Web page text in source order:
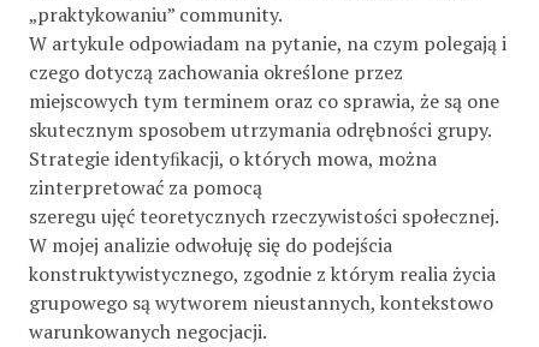
„praktykowaniu” community.
W artykule odpowiadam na pytanie, na czym polegają i
czego dotyczą zachowania określone przez
miejscowych tym terminem oraz co sprawia, że są one
skutecznym sposobem utrzymania odrębności grupy.
Strategie identyﬁkacji, o których mowa, można
zinterpretować za pomocą
szeregu ujęć teoretycznych rzeczywistości społecznej.
W mojej analizie odwołuję się do podejścia
konstruktywistycznego, zgodnie z którym realia życia
grupowego są wytworem nieustannych, kontekstowo
warunkowanych negocjacji.